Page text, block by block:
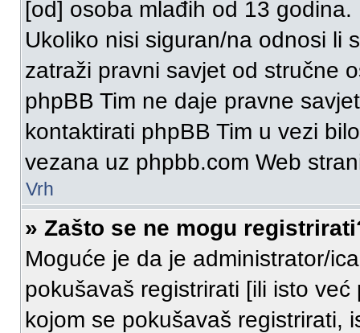
[od] osoba mlađih od 13 godina.
Ukoliko nisi siguran/na odnosi li
zatraži pravni savjet od stručne
phpBB Tim ne daje pravne
kontaktirati phpBB Tim u vezi
vezana uz phpbb.com Web
Vrh
» Zašto se ne mogu
Moguće je da je administrator/
pokušavaš registrirati [ili isto
kojom se pokušavaš registrirati,